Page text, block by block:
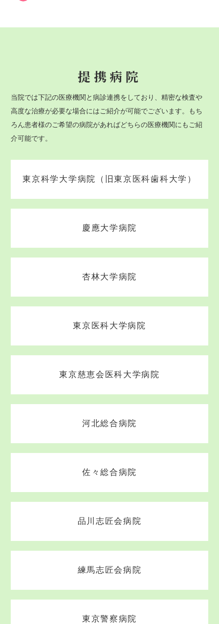
提携病院
当院では下記の医療機関と病診連携をしており、精密な検査や
高度な治療が必要な場合にはご紹介が可能でございます。もち
ろん患者様のご希望の病院があればどちらの医療機関にもご紹
介可能です。
東京科学大学病院（旧東京医科歯科大学）
慶應大学病院
杏林大学病院
東京医科大学病院
東京慈恵会医科大学病院
河北総合病院
佐々総合病院
品川志匠会病院
練馬志匠会病院
東京警察病院